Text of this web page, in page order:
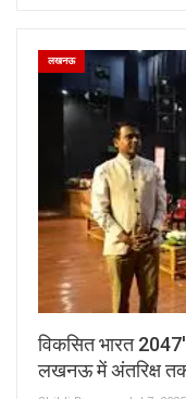
लखनऊ
विकसित भारत
लखनऊ में अंतरिक्ष